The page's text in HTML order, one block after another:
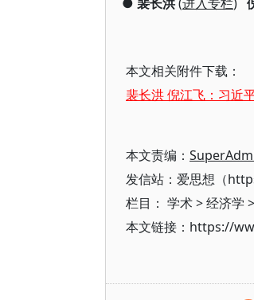
本文相关附件下载：
裴长洪 倪江飞：习近
本文责编：
发信站：爱思想（
栏目： 学术>经济学 >
本文链接：https://